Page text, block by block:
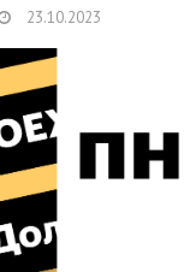
23.10.2023